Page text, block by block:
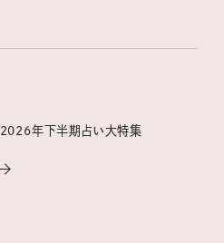
2026年下半期占い大特集